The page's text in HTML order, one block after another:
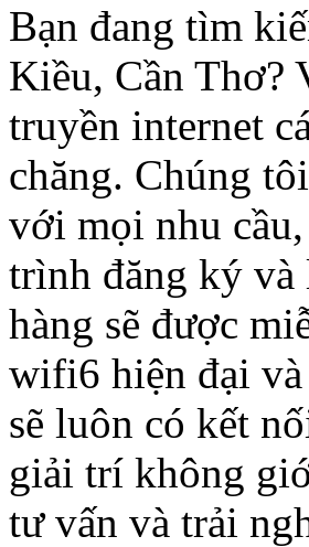
Bạn đang tìm
Kiều, Cần Thơ?
truyền internet
chăng. Chúng
với mọi nhu
trình đăng ký và
hàng sẽ được
wifi6 hiện đại
sẽ luôn có kết
giải trí không
tư vấn và trải